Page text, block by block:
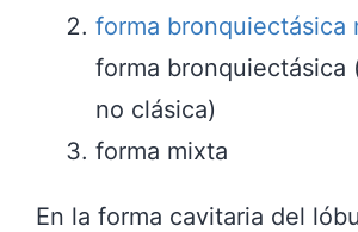
forma bronquiectásica
forma bronquiectásica
no clásica)
forma mixta
En la forma cavitaria del